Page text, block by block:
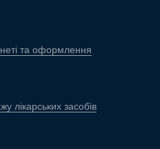
та оформлення
лікарських засобів